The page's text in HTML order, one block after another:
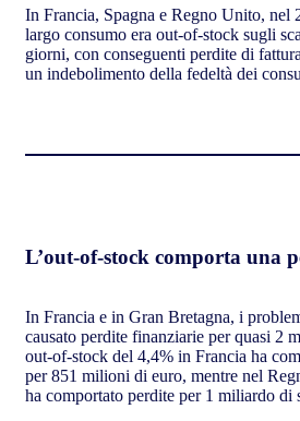
In Francia, Spagna e Regno Unito, nel
largo consumo era out-of-stock sugli
giorni, con conseguenti perdite di
un indebolimento della fedeltà dei
L’out-of-stock comporta una
In Francia e in Gran Bretagna, i
causato perdite finanziarie per quasi 2
out-of-stock del 4,4% in Francia ha
per 851 milioni di euro, mentre nel
ha comportato perdite per 1 miliardo di